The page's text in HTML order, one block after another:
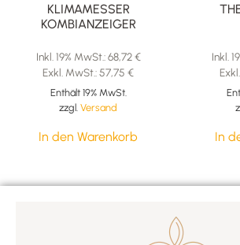
KLIMAMESSER
KOMBIANZEIGER
Inkl. 19% MwSt.:68,72€
Exkl. MwSt.:57,75 €
Enthält 19% MwSt.
zzgl. Versand
In den Warenkorb
Inkl.
In